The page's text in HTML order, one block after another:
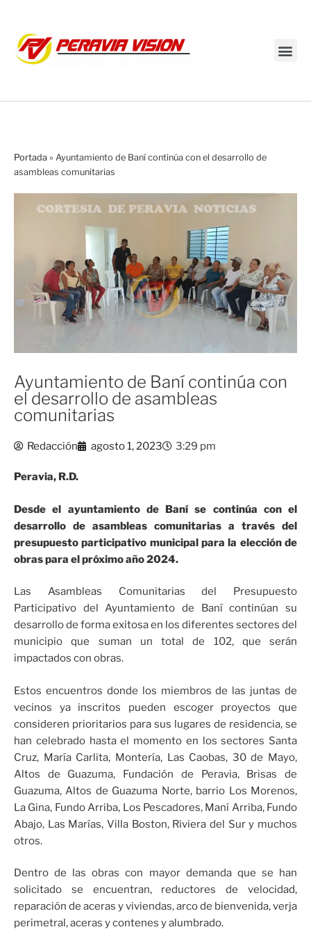
Portada » Ayuntamiento de Baní continúa con el desarrollo de
asambleas comunitarias
Ayuntamiento de Baní continúa con
el desarrollo de asambleas
comunitarias
Redacción agosto 1, 2023 3:29 pm
Peravia, R.D.
Desde el ayuntamiento de Baní se continúa con el
desarrollo de asambleas comunitarias a través del
presupuesto participativo municipal para la elección de
obras para el próximo año 2024.
Las Asambleas Comunitarias del Presupuesto
Participativo del Ayuntamiento de Baní continúan su
desarrollo de forma exitosa en los diferentes sectores del
municipio que suman un total de 102, que serán
impactados con obras.
Estos encuentros donde los miembros de las juntas de
vecinos ya inscritos pueden escoger proyectos que
consideren prioritarios para sus lugares de residencia, se
han celebrado hasta el momento en los sectores Santa
Cruz, María Carlita, Montería, Las Caobas, 30 de Mayo,
Altos de Guazuma, Fundación de Peravia, Brisas de
Guazuma, Altos de Guazuma Norte, barrio Los Morenos,
La Gina, Fundo Arriba, Los Pescadores, Maní Arriba, Fundo
Abajo, Las Marías, Villa Boston, Riviera del Sur y muchos
otros.
Dentro de las obras con mayor demanda que se han
solicitado se encuentran, reductores de velocidad,
reparación de aceras y viviendas, arco de bienvenida, verja
perimetral, aceras y contenes y alumbrado.